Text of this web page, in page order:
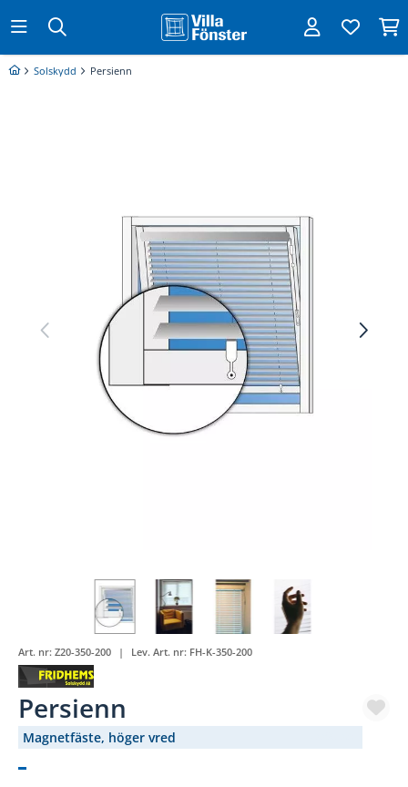
Solskydd Persienn
Art. nr: Z20-350-200 Lev. Art. nr: FH-K-350-200
Persienn
Magnetfäste, höger vred